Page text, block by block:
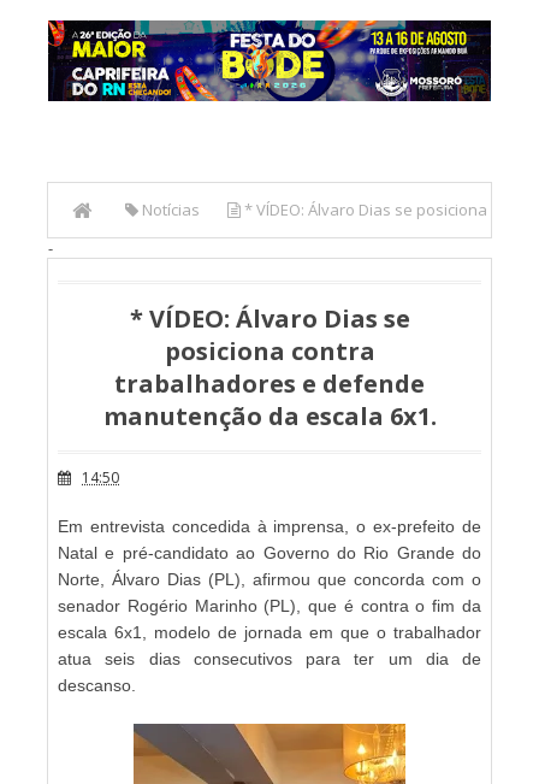
Notícias * VÍDEO: Álvaro Dias se posiciona
contra trabalhadores e defende manutenção da escala
-
* VÍDEO: Álvaro Dias se
posiciona contra
trabalhadores e defende
manutenção da escala 6x1.
14:50
Em entrevista concedida à imprensa, o ex-prefeito de
Natal e pré-candidato ao Governo do Rio Grande do
Norte, Álvaro Dias (PL), afirmou que concorda com o
senador Rogério Marinho (PL), que é contra o fim da
escala 6x1, modelo de jornada em que o trabalhador
atua seis dias consecutivos para ter um dia de
descanso.